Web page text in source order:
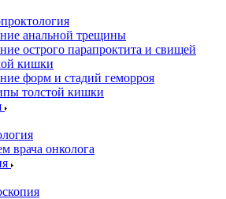
анальной трещины
острого парапроктита и свищей
кишки
форм и стадий геморроя
толстой кишки
врача онколога